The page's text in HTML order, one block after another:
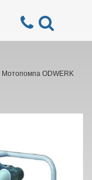
Мотопомпа ODWERK